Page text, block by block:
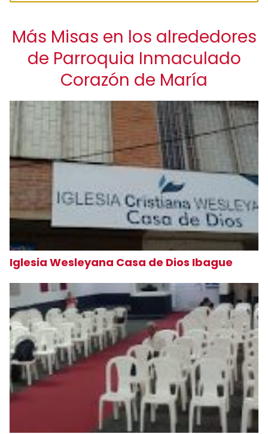
Más Misas en los alrededores
de Parroquia Inmaculado
Corazón de María
Iglesia Wesleyana Casa de Dios Ibague